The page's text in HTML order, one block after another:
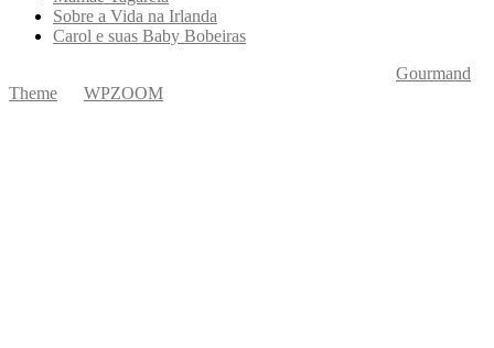
Sobre a Vida na Irlanda
Carol e suas Baby Bobeiras
Gourmand
Theme
WPZOOM